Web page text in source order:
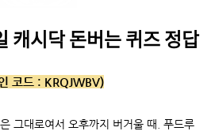
캐시닥 돈버는 퀴즈 정답
코드 : KRQJWBV)
그대로여서 오후까지 버거울 때. 푸드루